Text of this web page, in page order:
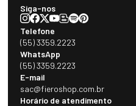
Siga-nos
Telefone
(55) 3359.2223
WhatsApp
(55) 3359.2223
E-mail
sac@fieroshop.com.br
Horário de atendimento